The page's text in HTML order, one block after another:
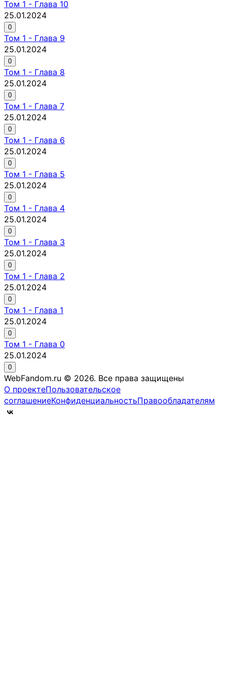
Том 1 - Глава 10
25.01.2024
0
Том 1 - Глава 9
25.01.2024
0
Том 1 - Глава 8
25.01.2024
0
Том 1 - Глава 7
25.01.2024
0
Том 1 - Глава 6
25.01.2024
0
Том 1 - Глава 5
25.01.2024
0
Том 1 - Глава 4
25.01.2024
0
Том 1 - Глава 3
25.01.2024
0
Том 1 - Глава 2
25.01.2024
0
Том 1 - Глава 1
25.01.2024
0
Том 1 - Глава 0
25.01.2024
0
WebFandom.ru © 2026. Все права защищены
О проектеПользовательское
соглашениеКонфиденциальностьПравообладателям